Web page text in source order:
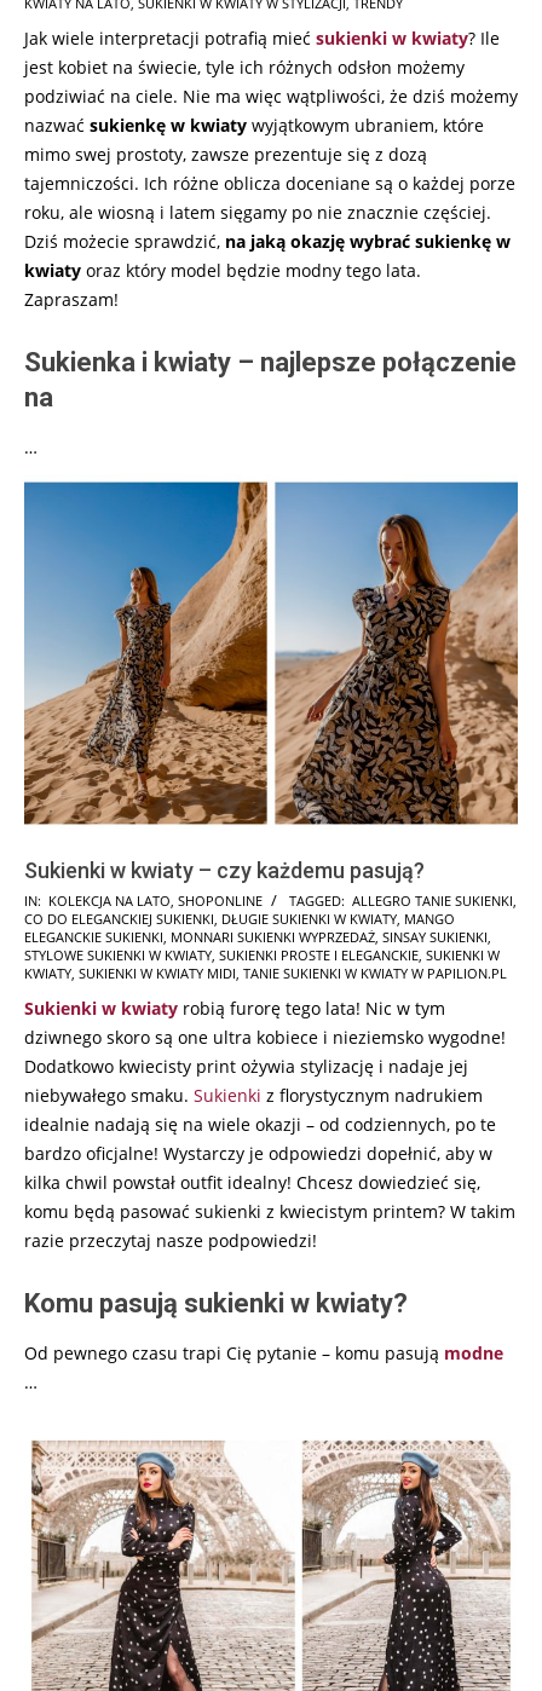
Jak wiele interpretacji potrafią mieć sukienki w kwiaty? Ile
jest kobiet na świecie, tyle ich różnych odsłon możemy
podziwiać na ciele. Nie ma więc wątpliwości, że dziś możemy
nazwać sukienkę w kwiaty wyjątkowym ubraniem, które
mimo swej prostoty, zawsze prezentuje się z dozą
tajemniczości. Ich różne oblicza doceniane są o każdej porze
roku, ale wiosną i latem sięgamy po nie znacznie częściej.
Dziś możecie sprawdzić, na jaką okazję wybrać sukienkę w
kwiaty oraz który model będzie modny tego lata.
Zapraszam!
Sukienka i kwiaty – najlepsze połączenie
na
…
Sukienki w kwiaty – czy każdemu pasują?
2025-
03-
06
IN: KOLEKCJA NA LATO SHOPONLINE TAGGED: ALLEGRO TANIE SUKIENKI
CO DO ELEGANCKIEJ SUKIENKI DŁUGIE SUKIENKI W KWIATY MANGO
ELEGANCKIE SUKIENKI MONNARI SUKIENKI WYPRZEDAŻ SINSAY SUKIENKI
STYLOWE SUKIENKI W KWIATY SUKIENKI PROSTE I ELEGANCKIE SUKIENKI W
KWIATY SUKIENKI W KWIATY MIDI TANIE SUKIENKI W KWIATY W PAPILION.PL
Sukienki w kwiaty robią furorę tego lata! Nic w tym
dziwnego skoro są one ultra kobiece i nieziemsko wygodne!
Dodatkowo kwiecisty print ożywia stylizację i nadaje jej
niebywałego smaku. Sukienki z florystycznym nadrukiem
idealnie nadają się na wiele okazji – od codziennych, po te
bardzo oficjalne! Wystarczy je odpowiedzi dopełnić, aby w
kilka chwil powstał outfit idealny! Chcesz dowiedzieć się,
komu będą pasować sukienki z kwiecistym printem? W takim
razie przeczytaj nasze podpowiedzi!
Komu pasują sukienki w kwiaty?
Od pewnego czasu trapi Cię pytanie – komu pasują modne
…